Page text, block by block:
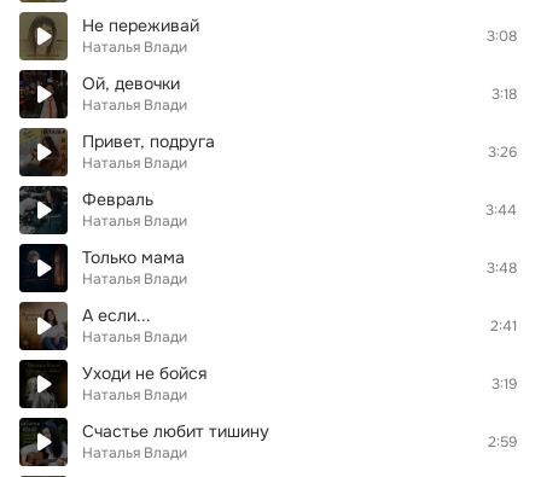
Не переживай
Наталья Влади
3:08
Ой, девочки
Наталья Влади
3:18
Привет, подруга
Наталья Влади
3:26
Февраль
Наталья Влади
3:44
Только мама
Наталья Влади
3:48
А если...
Наталья Влади
2:41
Уходи не бойся
Наталья Влади
3:19
Счастье любит тишину
Наталья Влади
2:59